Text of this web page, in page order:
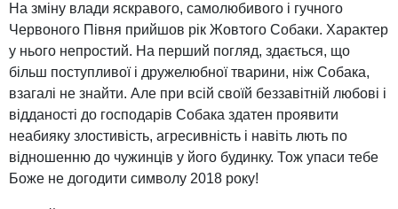
На зміну влади яскравого, самолюбивого і гучного
Червоного Півня прийшов рік Жовтого Собаки. Характер
у нього непростий. На перший погляд, здається, що
більш поступливої і дружелюбної тварини, ніж Собака,
взагалі не знайти. Але при всій своїй беззавітній любові і
відданості до господарів Собака здатен проявити
неабияку злостивість, агресивність і навіть лють по
відношенню до чужинців у його будинку. Тож упаси тебе
Боже не догодити символу 2018 року!